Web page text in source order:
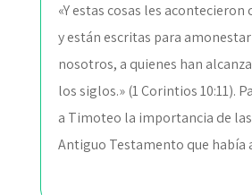
«Y estas cosas les
y están escritas para
nosotros, a quienes han
los siglos.» (1 Corintios 10:11).
a Timoteo la importancia de
Antiguo Testamento que